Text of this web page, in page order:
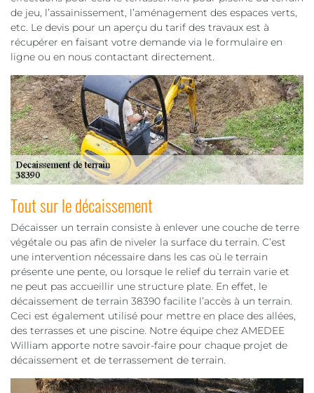
de jeu, l’assainissement, l’aménagement des espaces verts,
etc. Le devis pour un aperçu du tarif des travaux est à
récupérer en faisant votre demande via le formulaire en
ligne ou en nous contactant directement.
Tout sur le décaissement
Décaisser un terrain consiste à enlever une couche de terre
végétale ou pas afin de niveler la surface du terrain. C’est
une intervention nécessaire dans les cas où le terrain
présente une pente, ou lorsque le relief du terrain varie et
ne peut pas accueillir une structure plate. En effet, le
décaissement de terrain 38390 facilite l’accès à un terrain.
Ceci est également utilisé pour mettre en place des allées,
des terrasses et une piscine. Notre équipe chez AMEDEE
William apporte notre savoir-faire pour chaque projet de
décaissement et de terrassement de terrain.